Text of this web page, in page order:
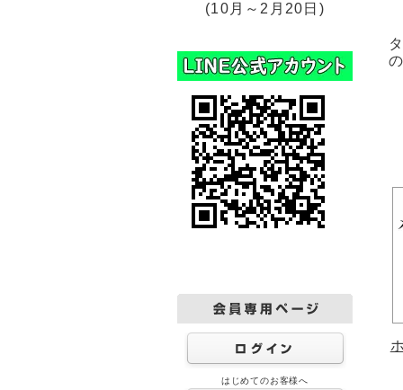
(10月～2月20日)
はじめてのお客様へ